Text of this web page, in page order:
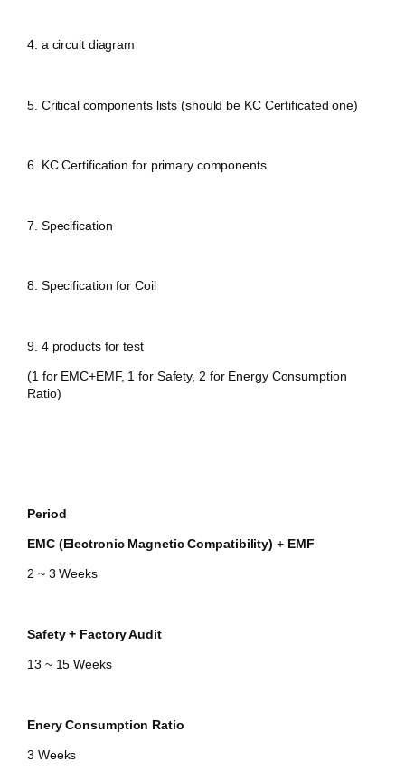
4. a circuit diagram
5. Critical components lists (should be KC Certificated one)
6. KC Certification for primary components
7. Specification
8. Specification for Coil
9. 4 products for test
(1 for EMC+EMF, 1 for Safety, 2 for Energy Consumption
Ratio)
Period
EMC (Electronic Magnetic Compatibility) + EMF
2 ~ 3 Weeks
Safety + Factory Audit
13 ~ 15 Weeks​
Enery Consumption Ratio​
​3 Weeks